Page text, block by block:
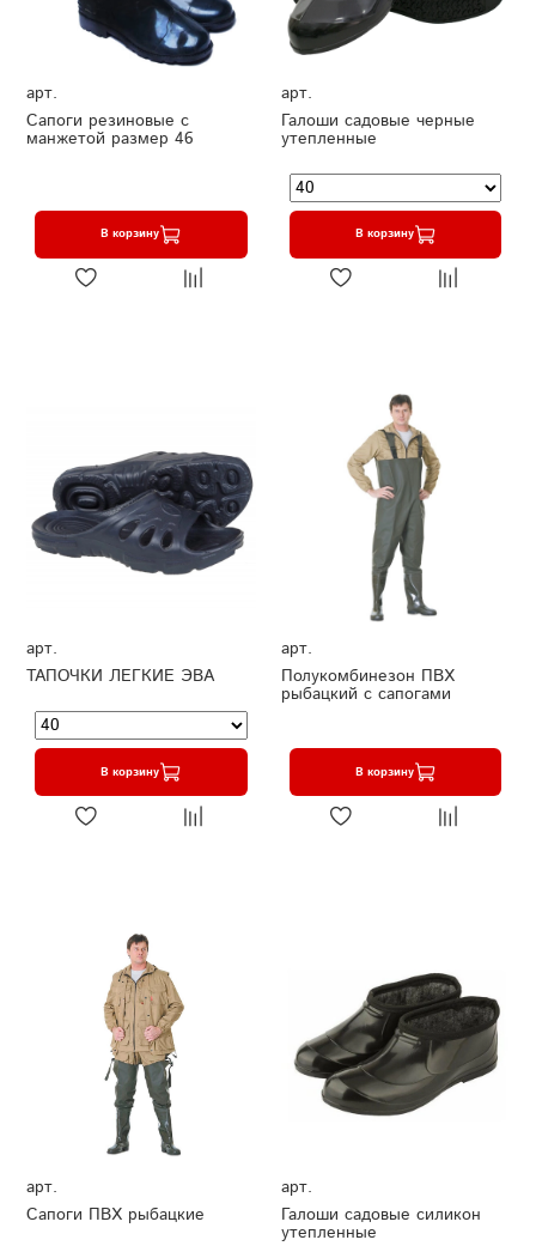
арт.
Сапоги резиновые с
манжетой размер 46
В корзину
арт.
Галоши садовые черные
утепленные
В корзину
арт.
ТАПОЧКИ ЛЕГКИЕ ЭВА
В корзину
арт.
Полукомбинезон ПВХ
рыбацкий с сапогами
В корзину
арт.
Сапоги ПВХ рыбацкие
арт.
Галоши садовые силикон
утепленные